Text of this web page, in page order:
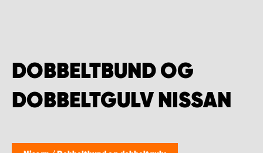
DOBBELTBUND OG
DOBBELTGULV NISSAN